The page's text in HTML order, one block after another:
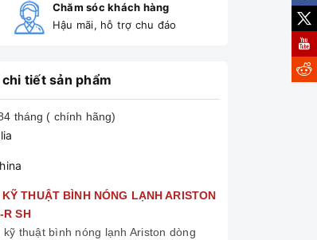
Chăm sóc khách hàng
Hậu mãi, hỗ trợ chu đáo
tiết sản phẩm
tháng ( chính hãng)
THUẬT BÌNH NÓNG LẠNH ARISTON
R SH